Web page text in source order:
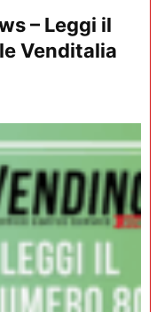
– Leggi il
Venditalia